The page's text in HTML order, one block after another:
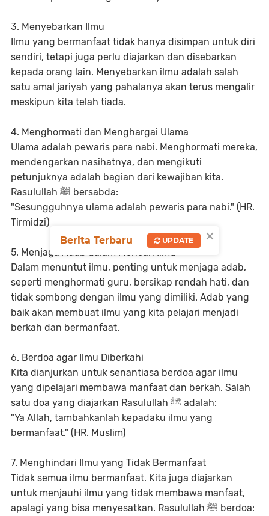
3. Menyebarkan Ilmu
Ilmu yang bermanfaat tidak hanya disimpan untuk diri
sendiri, tetapi juga perlu diajarkan dan disebarkan
kepada orang lain. Menyebarkan ilmu adalah salah
satu amal jariyah yang pahalanya akan terus mengalir
meskipun kita telah tiada.
4. Menghormati dan Menghargai Ulama
Ulama adalah pewaris para nabi. Menghormati mereka,
mendengarkan nasihatnya, dan mengikuti
petunjuknya adalah bagian dari kewajiban kita.
Rasulullah ﷺ bersabda:
"Sesungguhnya ulama adalah pewaris para nabi." (HR.
Tirmidzi)
5. Menjaga Adab dalam Mencari Ilmu
Dalam menuntut ilmu, penting untuk menjaga adab,
seperti menghormati guru, bersikap rendah hati, dan
tidak sombong dengan ilmu yang dimiliki. Adab yang
baik akan membuat ilmu yang kita pelajari menjadi
berkah dan bermanfaat.
6. Berdoa agar Ilmu Diberkahi
Kita dianjurkan untuk senantiasa berdoa agar ilmu
yang dipelajari membawa manfaat dan berkah. Salah
satu doa yang diajarkan Rasulullah ﷺ adalah:
"Ya Allah, tambahkanlah kepadaku ilmu yang
bermanfaat." (HR. Muslim)
7. Menghindari Ilmu yang Tidak Bermanfaat
Tidak semua ilmu bermanfaat. Kita juga diajarkan
untuk menjauhi ilmu yang tidak membawa manfaat,
apalagi yang bisa menyesatkan. Rasulullah ﷺ berdoa:
×
Berita Terbaru UPDATE